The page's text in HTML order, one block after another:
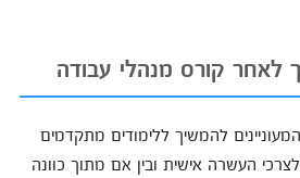
לאחר קורס מנהלי עבודה
להמשיך ללימודים מתקדמים
העשרה אישית ובין אם מתוך כוונה